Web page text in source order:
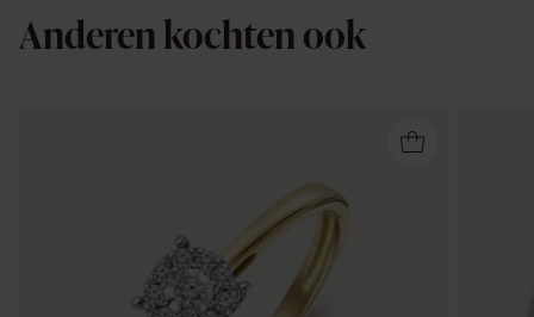
Anderen kochten ook